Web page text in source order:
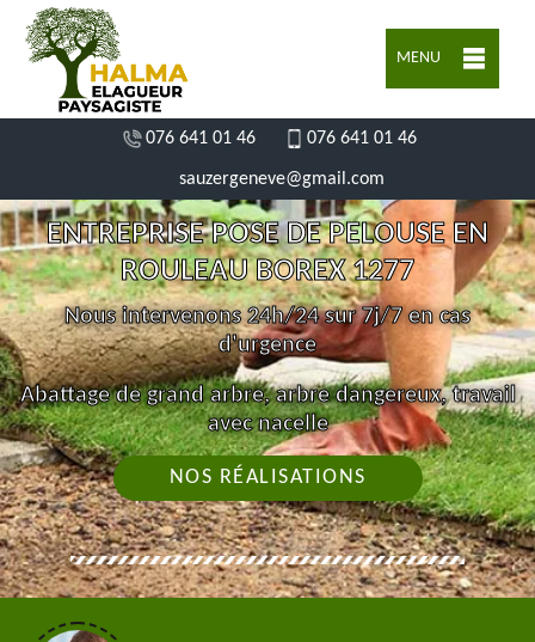
MENU
076 641 01 46 076 641 01 46
sauzergeneve@gmail.com
ENTREPRISE POSE DE PELOUSE EN
ROULEAU BOREX 1277
Nous intervenons 24h/24 sur 7j/7 en cas
d'urgence
Abattage de grand arbre, arbre dangereux, travail
avec nacelle
NOS RÉALISATIONS